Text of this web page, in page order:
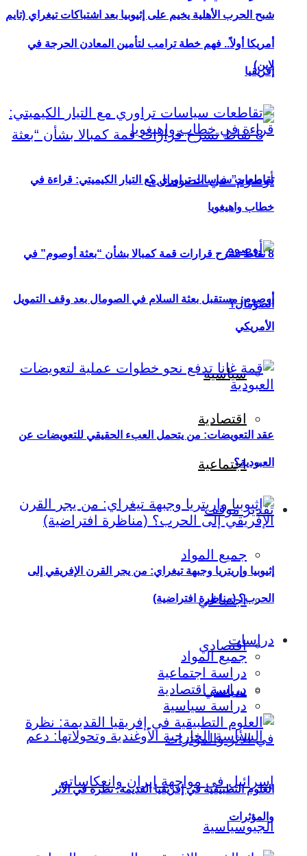
شبح الحرب الأهلية يخيم على إثيوبيا بعد اشتباكات تيغراي (تايم
لاين)
8 نقاط تشرح قرارات قمة كمبالا بشأن “بعثة أوصوم” في
الصومال؟
سياسية
اقتصادية
اجتماعية
تقدير موقف
جميع المواد
اجتماعي
اقتصادي
سياسي
أمريكا أولاً.. فهم خطة ترامب لتأمين المعادن الحرجة في
إفريقيا
تقاطعات سياسات تراوري مع التيار الكيميتي: قراءة في
خطاب واهيغويا
أوصوم: مستقبل بعثة السلام في الصومال بعد وقف التمويل
الأمريكي
عقد التعويضات: من يتحمل العبء الحقيقي للتعويضات عن
العبودية؟
إثيوبيا وإريتريا وجبهة تيغراي: من يجر القرن الإفريقي إلى
الحرب؟ (مناظرة افتراضية)
دراسات
جميع المواد
دراسة اجتماعية
دراسة اقتصادية
دراسة سياسية
العلوم التطبيقية في إفريقيا القديمة: نظرة في الأثر
والمؤثرات